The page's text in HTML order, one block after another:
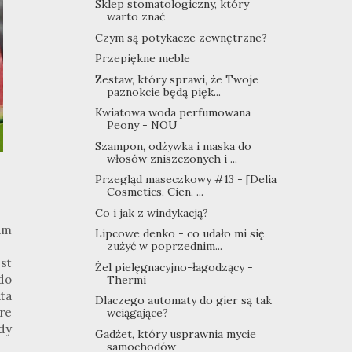
Sklep stomatologiczny, który
warto znać
Czym są potykacze zewnętrzne?
Przepiękne meble
Zestaw, który sprawi, że Twoje
paznokcie będą pięk...
Kwiatowa woda perfumowana
Peony - NOU
Szampon, odżywka i maska do
włosów zniszczonych i ...
Przegląd maseczkowy #13 - [Delia
Cosmetics, Cien, ...
Co i jak z windykacją?
Lipcowe denko - co udało mi się
zużyć w poprzednim...
Żel pielęgnacyjno-łagodzący -
Thermi
Dlaczego automaty do gier są tak
wciągające?
Gadżet, który usprawnia mycie
samochodów